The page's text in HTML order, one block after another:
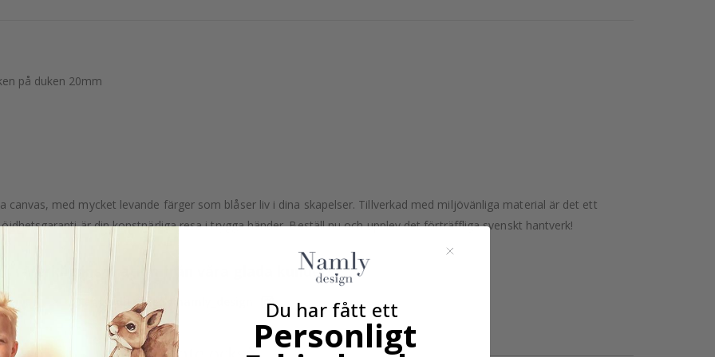
på duken 20mm
med mycket levande färger som blåser liv i dina skapelser. Tillverkad med miljövänliga material är det ett
är din konstnärliga resa i trygga händer. Beställ nu och upplev det förträffliga svenskt hantverk!
Verklig inspiration från våra glada kunder!
Tagga ditt med #namly_design Du har fått ett
Personligt